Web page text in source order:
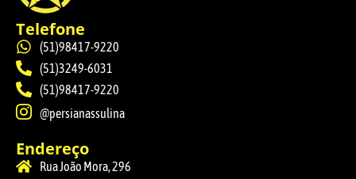
Telefone
(51)98417-9220
(51)3249-6031
(51)98417-9220
@persianassulina
Endereço
Rua João Mora, 296